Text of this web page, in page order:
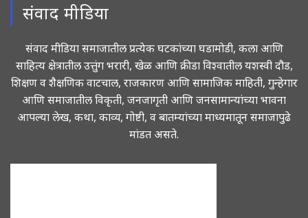
संवाद मीडिया
संवाद मीडिया समाजातील प्रत्येक घटकांच्या घडामोडी, कला आणि
साहित्य क्षेत्रातील उत्तुंग भरारी, खेळ आणि क्रीडा विश्वातील यशस्वी दौड,
शिक्षण व शैक्षणिक वाटचाल, राजकारण आणि सामाजिक माहिती, गुन्हेगार
आणि समाजातील विकृती, जनजागृती आणि जनसामान्यांच्या भावना
आपल्या लेख, कथा, काव्य, गोष्टी, व बातम्यांच्या माध्यमातून समाजापुढे
मांडत असते.